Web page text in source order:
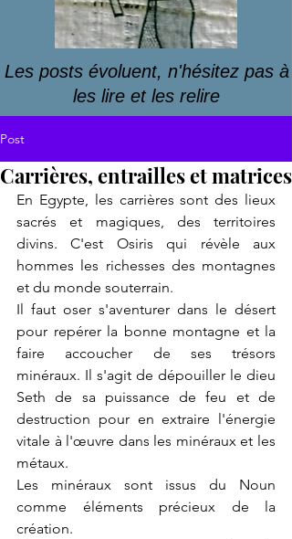
Les posts évoluent, n'hésitez pas à
les lire et les relire
Post
Carrières, entrailles et matrices
En Egypte, les carrières sont des lieux
sacrés et magiques, des territoires
divins. C'est Osiris qui révèle aux
hommes les richesses des montagnes
et du monde souterrain.
Il faut oser s'aventurer dans le désert
pour repérer la bonne montagne et la
faire accoucher de ses trésors
minéraux. Il s'agit de dépouiller le dieu
Seth de sa puissance de feu et de
destruction pour en extraire l'énergie
vitale à l'œuvre dans les minéraux et les
métaux.
Les minéraux sont issus du Noun
comme éléments précieux de la
création.